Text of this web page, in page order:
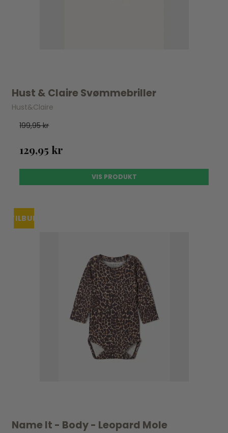
Hust & Claire Svømmebriller
Hust&Claire
199,95 kr
129,95 kr
VIS PRODUKT
TILBUD
Name It - Body - Leopard Mole